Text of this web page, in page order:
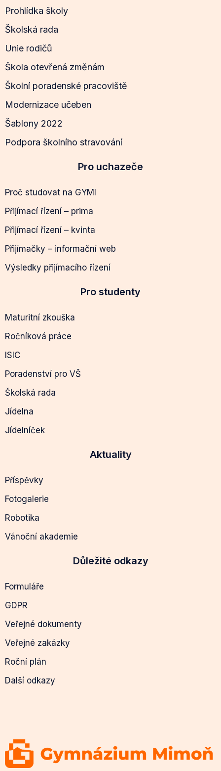
Prohlídka školy
Školská rada
Unie rodičů
Škola otevřená změnám
Školní poradenské pracoviště
Modernizace učeben
Šablony 2022
Podpora školního stravování
Pro uchazeče
Proč studovat na GYMI
Přijímací řízení – prima
Přijímací řízení – kvinta
Přijímačky – informační web
Výsledky přijímacího řízení
Pro studenty
Maturitní zkouška
Ročníková práce
ISIC
Poradenství pro VŠ
Školská rada
Jídelna
Jídelníček
Aktuality
Příspěvky
Fotogalerie
Robotika
Vánoční akademie
Důležité odkazy
Formuláře
GDPR
Veřejné dokumenty
Veřejné zakázky
Roční plán
Další odkazy